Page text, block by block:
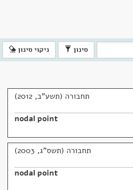
סינון ניקוי סינון
תחבורה (תשע"ב, 2012)
nodal point
תחבורה (תשס"ג, 2003)
nodal point